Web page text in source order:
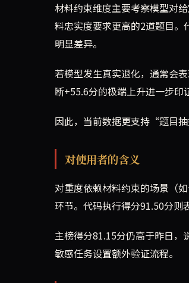
材料约束维度主要考察模型对
料忠实度要求更高的2道题目。
明显差异。
若模型发生真实退化，通常会
断+55.6分的极端上升进一步印
因此，当前数据更支持“题目
对使用者的含义
对重度依赖材料约束的场景（
环节。代码执行得分91.50分则
主榜得分81.15分仍高于昨日，
敏感任务设置额外验证流程。